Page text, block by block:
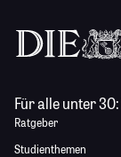
Für alle unter 30:
Ratgeber
Studienthemen